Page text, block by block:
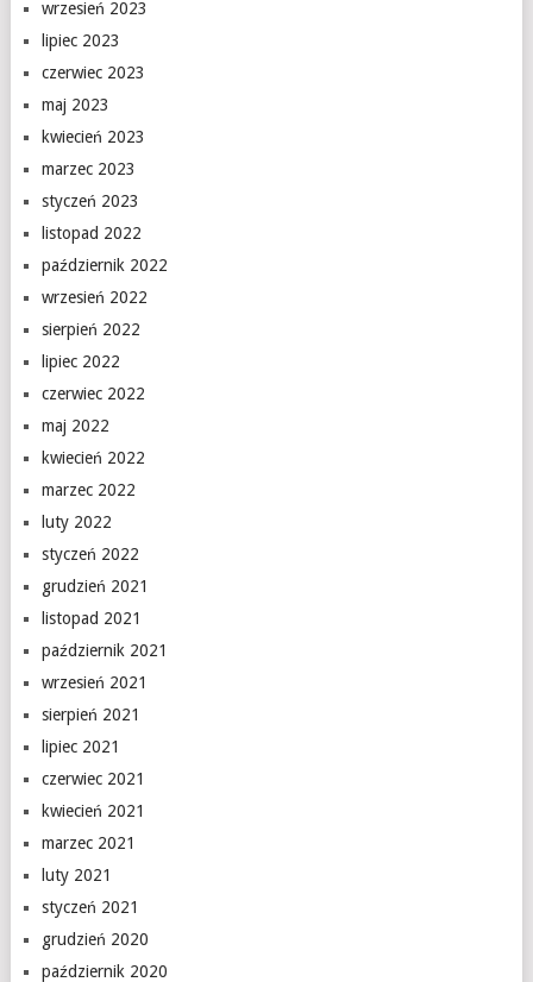
wrzesień 2023
lipiec 2023
czerwiec 2023
maj 2023
kwiecień 2023
marzec 2023
styczeń 2023
listopad 2022
październik 2022
wrzesień 2022
sierpień 2022
lipiec 2022
czerwiec 2022
maj 2022
kwiecień 2022
marzec 2022
luty 2022
styczeń 2022
grudzień 2021
listopad 2021
październik 2021
wrzesień 2021
sierpień 2021
lipiec 2021
czerwiec 2021
kwiecień 2021
marzec 2021
luty 2021
styczeń 2021
grudzień 2020
październik 2020